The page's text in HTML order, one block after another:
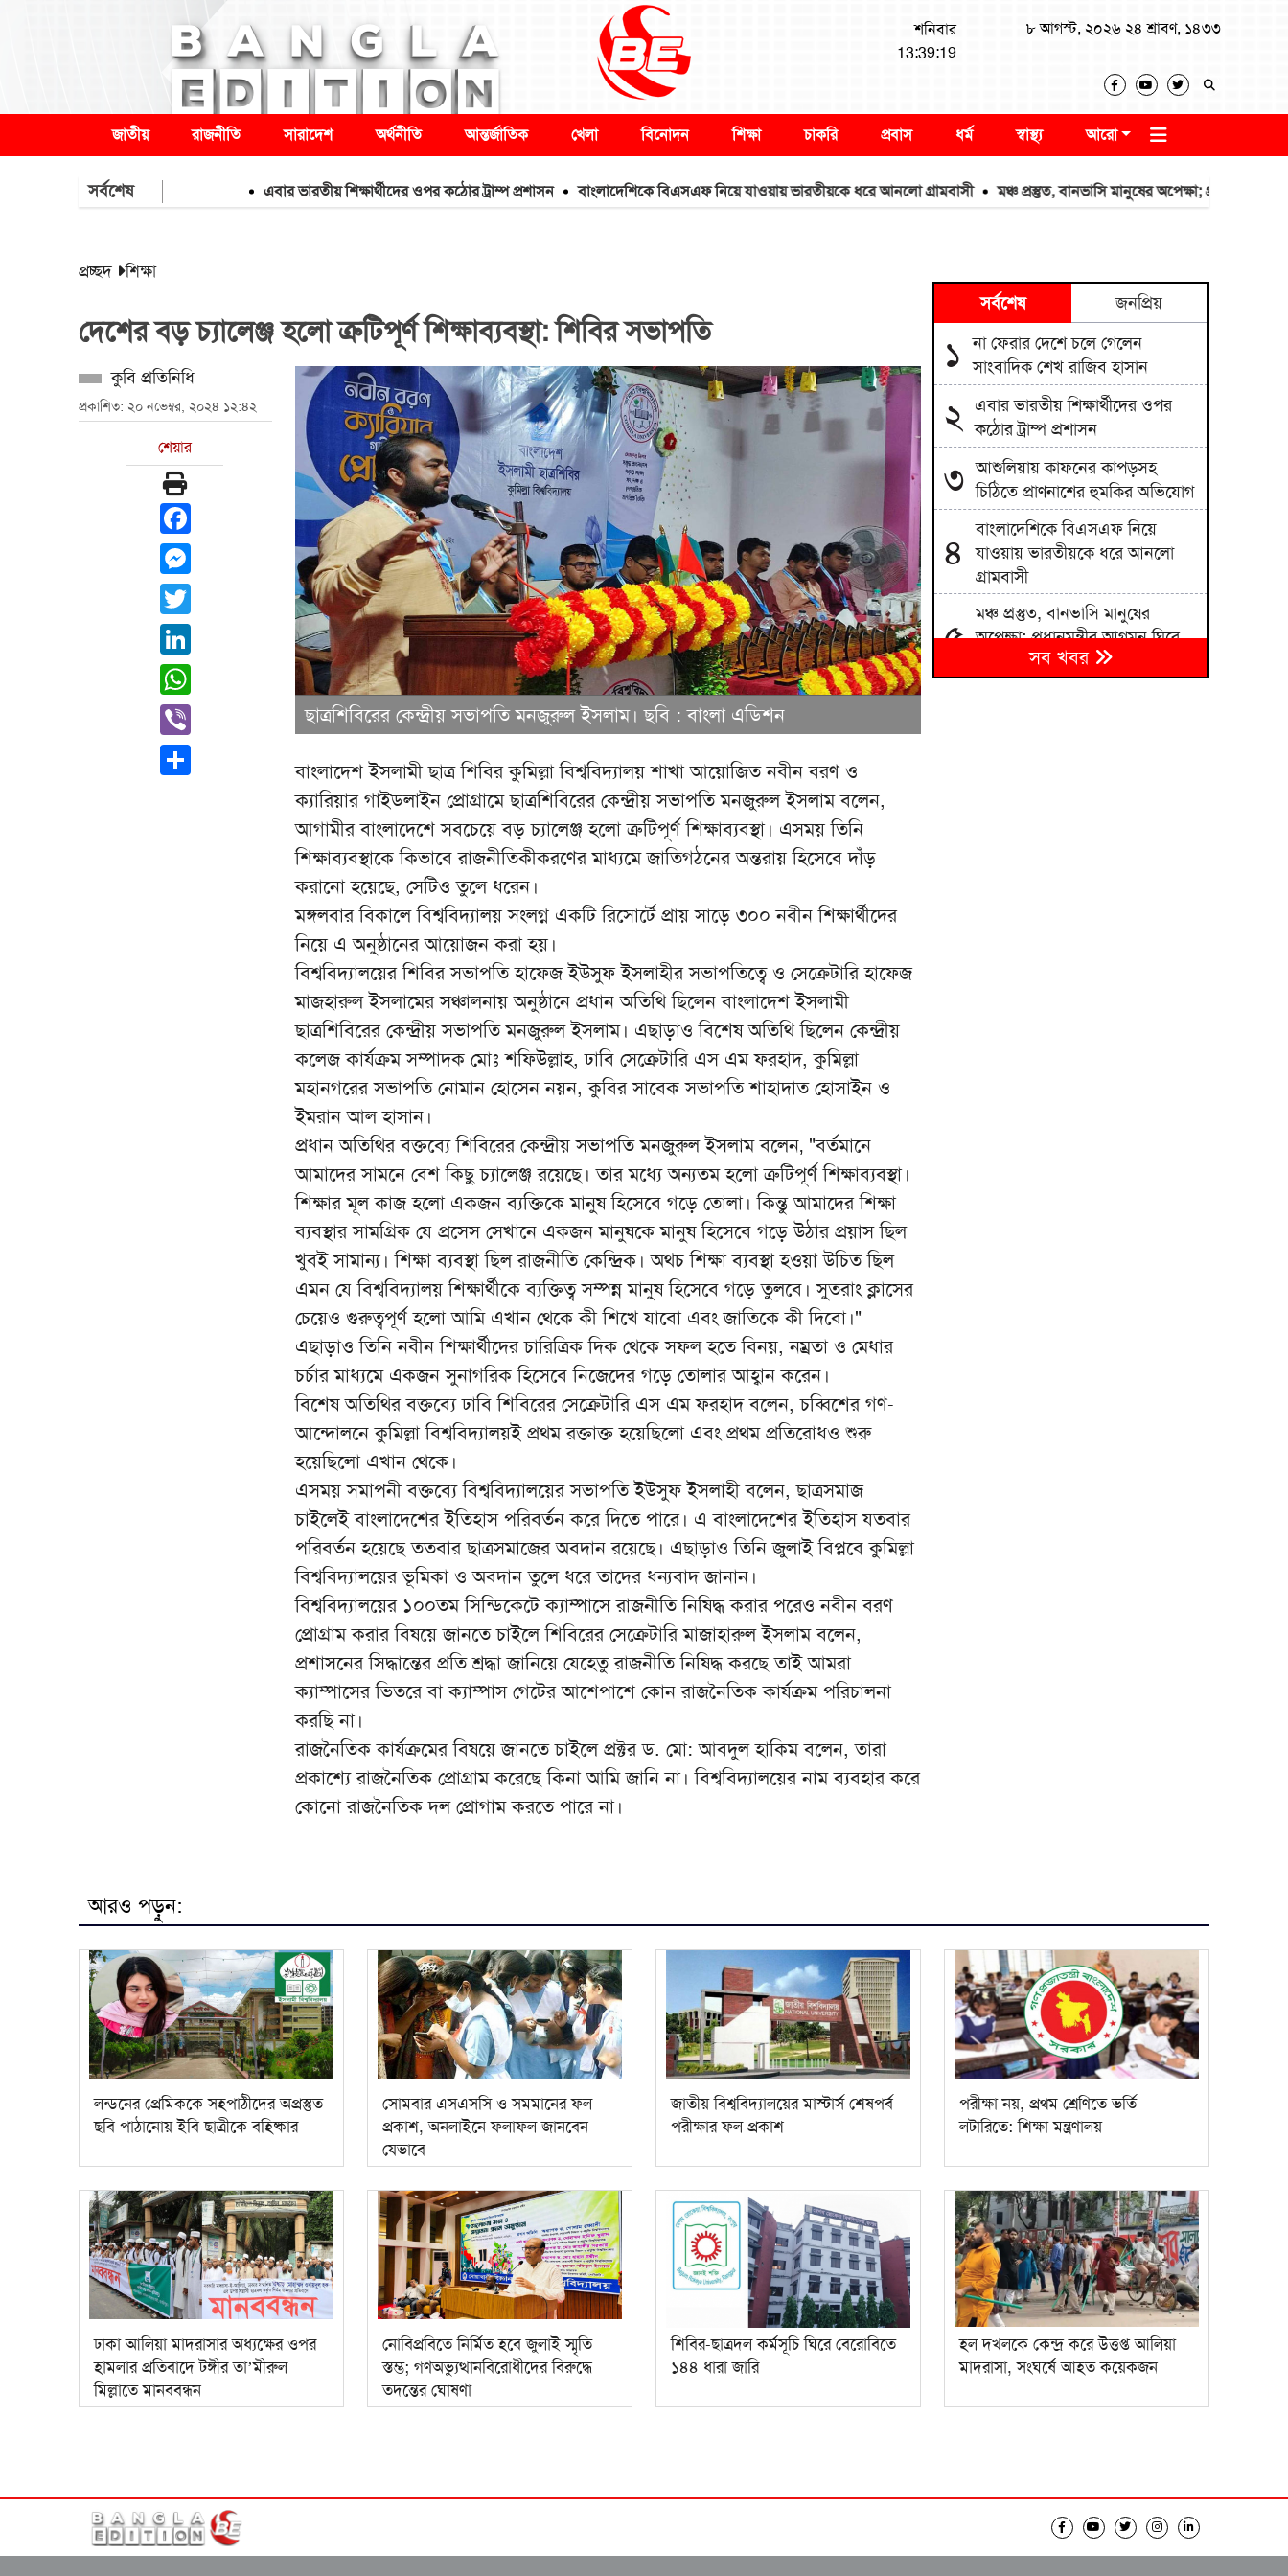
শনিবার
13:39:20
৮ আগস্ট, ২০২৬ ২৪ শ্রাবণ, ১৪৩৩
জাতীয় রাজনীতি সারাদেশ অর্থনীতি আন্তর্জাতিক খেলা বিনোদন শিক্ষা চাকরি প্রবাস ধর্ম স্বাস্থ্য আরো
সর্বশেষ এবার ভারতীয় শিক্ষার্থীদের ওপর কঠোর ট্রাম্প প্রশাসন বাংলাদেশিকে বিএসএফ নিয়ে যাওয়ায় ভারতীয়কে ধরে আনলো গ্রামবাসী মঞ্চ প্রস্তুত, বানভাসি মানুষের অপেক্ষা; প্রধানমন্ত্রীর আগমন
প্রচ্ছদ শিক্ষা
দেশের বড় চ্যালেঞ্জ হলো ত্রুটিপূর্ণ শিক্ষাব্যবস্থা: শিবির সভাপতি
কুবি প্রতিনিধি
প্রকাশিত: ২০ নভেম্বর, ২০২৪ ১২:৪২
শেয়ার
Facebook
Messenger
Twitter
LinkedIn
WhatsApp
Viber
Share
ছাত্রশিবিরের কেন্দ্রীয় সভাপতি মনজুরুল ইসলাম। ছবি : বাংলা এডিশন
বাংলাদেশ ইসলামী ছাত্র শিবির কুমিল্লা বিশ্ববিদ্যালয় শাখা আয়োজিত নবীন বরণ ও
ক্যারিয়ার গাইডলাইন প্রোগ্রামে ছাত্রশিবিরের কেন্দ্রীয় সভাপতি মনজুরুল ইসলাম বলেন,
আগামীর বাংলাদেশে সবচেয়ে বড় চ্যালেঞ্জ হলো ত্রুটিপূর্ণ শিক্ষাব্যবস্থা। এসময় তিনি
শিক্ষাব্যবস্থাকে কিভাবে রাজনীতিকীকরণের মাধ্যমে জাতিগঠনের অন্তরায় হিসেবে দাঁড়
করানো হয়েছে, সেটিও তুলে ধরেন।
মঙ্গলবার বিকালে বিশ্ববিদ্যালয় সংলগ্ন একটি রিসোর্টে প্রায় সাড়ে ৩০০ নবীন শিক্ষার্থীদের
নিয়ে এ অনুষ্ঠানের আয়োজন করা হয়।
বিশ্ববিদ্যালয়ের শিবির সভাপতি হাফেজ ইউসুফ ইসলাহীর সভাপতিত্বে ও সেক্রেটারি হাফেজ
মাজহারুল ইসলামের সঞ্চালনায় অনুষ্ঠানে প্রধান অতিথি ছিলেন বাংলাদেশ ইসলামী
ছাত্রশিবিরের কেন্দ্রীয় সভাপতি মনজুরুল ইসলাম। এছাড়াও বিশেষ অতিথি ছিলেন কেন্দ্রীয়
কলেজ কার্যক্রম সম্পাদক মোঃ শফিউল্লাহ, ঢাবি সেক্রেটারি এস এম ফরহাদ, কুমিল্লা
মহানগরের সভাপতি নোমান হোসেন নয়ন, কুবির সাবেক সভাপতি শাহাদাত হোসাইন ও
ইমরান আল হাসান।
প্রধান অতিথির বক্তব্যে শিবিরের কেন্দ্রীয় সভাপতি মনজুরুল ইসলাম বলেন‚ "বর্তমানে
আমাদের সামনে বেশ কিছু চ্যালেঞ্জ রয়েছে। তার মধ্যে অন্যতম হলো ত্রুটিপূর্ণ শিক্ষাব্যবস্থা।
শিক্ষার মূল কাজ হলো একজন ব্যক্তিকে মানুষ হিসেবে গড়ে তোলা। কিন্তু আমাদের শিক্ষা
ব্যবস্থার সামগ্রিক যে প্রসেস সেখানে একজন মানুষকে মানুষ হিসেবে গড়ে উঠার প্রয়াস ছিল
খুবই সামান্য। শিক্ষা ব্যবস্থা ছিল রাজনীতি কেন্দ্রিক। অথচ শিক্ষা ব্যবস্থা হওয়া উচিত ছিল
এমন যে বিশ্ববিদ্যালয় শিক্ষার্থীকে ব্যক্তিত্ব সম্পন্ন মানুষ হিসেবে গড়ে তুলবে। সুতরাং ক্লাসের
চেয়েও গুরুত্বপূর্ণ হলো আমি এখান থেকে কী শিখে যাবো এবং জাতিকে কী দিবো।"
এছাড়াও তিনি নবীন শিক্ষার্থীদের চারিত্রিক দিক থেকে সফল হতে বিনয়, নম্রতা ও মেধার
চর্চার মাধ্যমে একজন সুনাগরিক হিসেবে নিজেদের গড়ে তোলার আহ্বান করেন।
বিশেষ অতিথির বক্তব্যে ঢাবি শিবিরের সেক্রেটারি এস এম ফরহাদ বলেন, চব্বিশের গণ-
আন্দোলনে কুমিল্লা বিশ্ববিদ্যালয়ই প্রথম রক্তাক্ত হয়েছিলো এবং প্রথম প্রতিরোধও শুরু
হয়েছিলো এখান থেকে।
এসময় সমাপনী বক্তব্যে বিশ্ববিদ্যালয়ের সভাপতি ইউসুফ ইসলাহী বলেন, ছাত্রসমাজ
চাইলেই বাংলাদেশের ইতিহাস পরিবর্তন করে দিতে পারে। এ বাংলাদেশের ইতিহাস যতবার
পরিবর্তন হয়েছে ততবার ছাত্রসমাজের অবদান রয়েছে। এছাড়াও তিনি জুলাই বিপ্লবে কুমিল্লা
বিশ্ববিদ্যালয়ের ভূমিকা ও অবদান তুলে ধরে তাদের ধন্যবাদ জানান।
বিশ্ববিদ্যালয়ের ১০০তম সিন্ডিকেটে ক্যাম্পাসে রাজনীতি নিষিদ্ধ করার পরেও নবীন বরণ
প্রোগ্রাম করার বিষয়ে জানতে চাইলে শিবিরের সেক্রেটারি মাজাহারুল ইসলাম বলেন,
প্রশাসনের সিদ্ধান্তের প্রতি শ্রদ্ধা জানিয়ে যেহেতু রাজনীতি নিষিদ্ধ করছে তাই আমরা
ক্যাম্পাসের ভিতরে বা ক্যাম্পাস গেটের আশেপাশে কোন রাজনৈতিক কার্যক্রম পরিচালনা
করছি না।
রাজনৈতিক কার্যক্রমের বিষয়ে জানতে চাইলে প্রক্টর ড. মো: আবদুল হাকিম বলেন, তারা
প্রকাশ্যে রাজনৈতিক প্রোগ্রাম করেছে কিনা আমি জানি না। বিশ্ববিদ্যালয়ের নাম ব্যবহার করে
কোনো রাজনৈতিক দল প্রোগাম করতে পারে না।
সর্বশেষ জনপ্রিয়
১ না ফেরার দেশে চলে গেলেন
সাংবাদিক শেখ রাজিব হাসান
২
এবার ভারতীয় শিক্ষার্থীদের ওপর
কঠোর ট্রাম্প প্রশাসন
৩ আশুলিয়ায় কাফনের কাপড়সহ
চিঠিতে প্রাণনাশের হুমকির অভিযোগ
৪
বাংলাদেশিকে বিএসএফ নিয়ে
যাওয়ায় ভারতীয়কে ধরে আনলো
গ্রামবাসী
৫
মঞ্চ প্রস্তুত, বানভাসি মানুষের
অপেক্ষা; প্রধানমন্ত্রীর আগমন ঘিরে
বাঁশখালীতে উৎসব
সব খবর
আরও পড়ুন:
লন্ডনের প্রেমিককে সহপাঠীদের অপ্রস্তুত
ছবি পাঠানোয় ইবি ছাত্রীকে বহিষ্কার
সোমবার এসএসসি ও সমমানের ফল
প্রকাশ, অনলাইনে ফলাফল জানবেন
যেভাবে
জাতীয় বিশ্ববিদ্যালয়ের মাস্টার্স শেষপর্ব
পরীক্ষার ফল প্রকাশ
পরীক্ষা নয়, প্রথম শ্রেণিতে ভর্তি
লটারিতে: শিক্ষা মন্ত্রণালয়
ঢাকা আলিয়া মাদরাসার অধ্যক্ষের ওপর
হামলার প্রতিবাদে টঙ্গীর তা’মীরুল
মিল্লাতে মানববন্ধন
নোবিপ্রবিতে নির্মিত হবে জুলাই স্মৃতি
স্তম্ভ; গণঅভ্যুত্থানবিরোধীদের বিরুদ্ধে
তদন্তের ঘোষণা
শিবির-ছাত্রদল কর্মসূচি ঘিরে বেরোবিতে
১৪৪ ধারা জারি
হল দখলকে কেন্দ্র করে উত্তপ্ত আলিয়া
মাদরাসা, সংঘর্ষে আহত কয়েকজন